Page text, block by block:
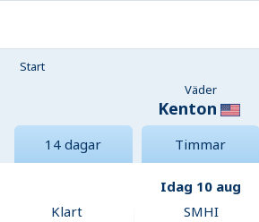
Start
Väder
Kenton
14 dagar Timmar
Idag 10 aug
Klart
SMHI